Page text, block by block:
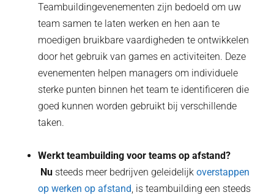
Teambuildingevenementen zijn bedoeld om uw
team samen te laten werken en hen aan te
moedigen bruikbare vaardigheden te ontwikkelen
door het gebruik van games en activiteiten. Deze
evenementen helpen managers om individuele
sterke punten binnen het team te identificeren die
goed kunnen worden gebruikt bij verschillende
taken.
Werkt teambuilding voor teams op afstand?
‍ Nu steeds meer bedrijven geleidelijkoverstappen
op werken op afstand, is teambuilding een steeds